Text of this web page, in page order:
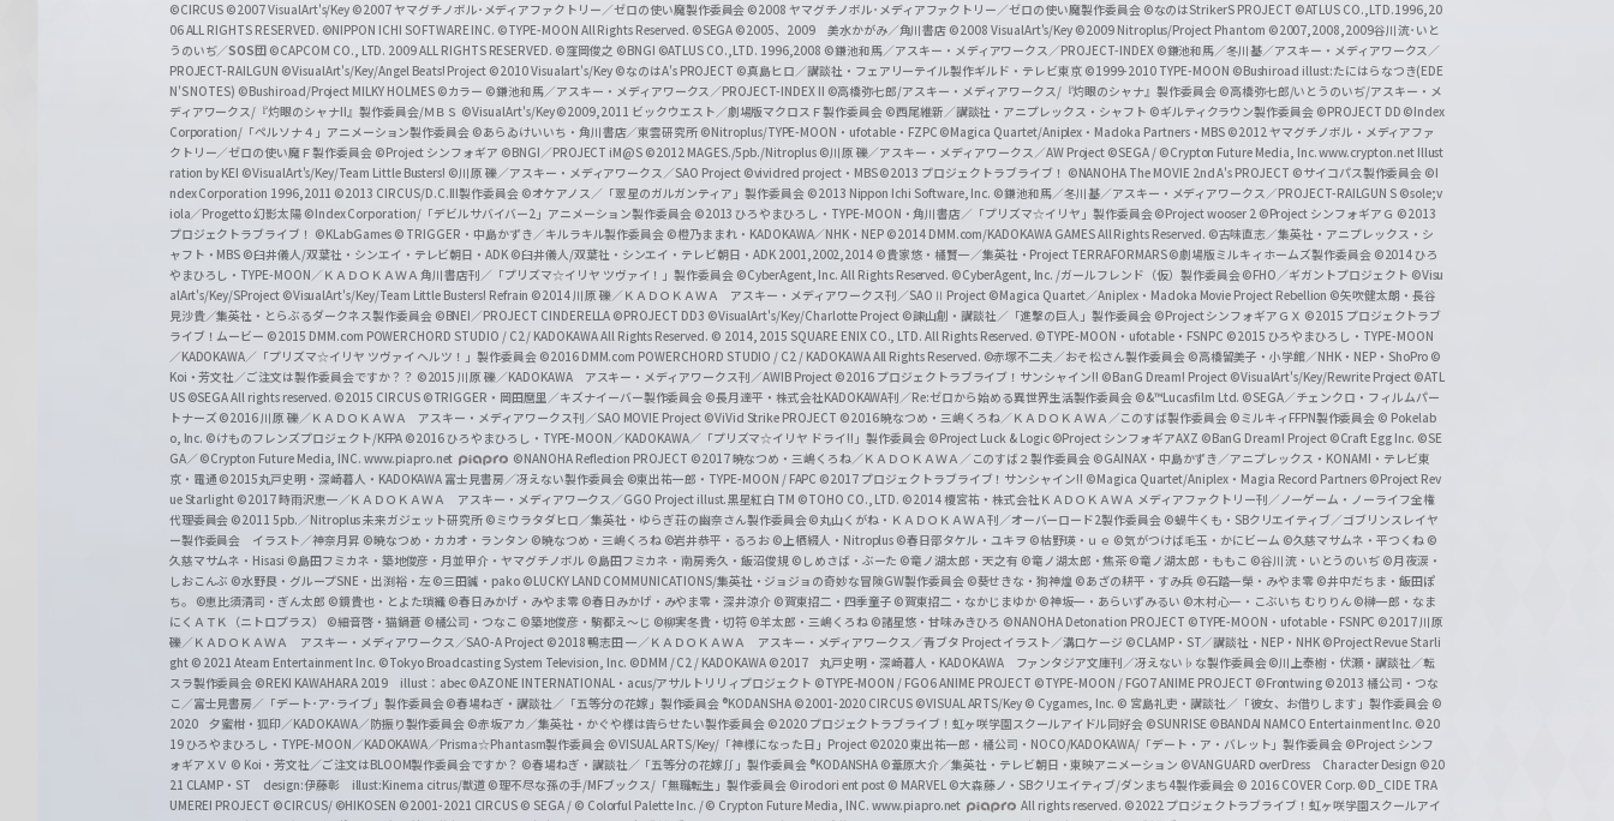
c
h
w
a
r
z
b
e
O
f
f
i
c
i
a
l
C
h
a
n
n
e
l
©CIRCUS ©2007 VisualArt's/Key ©2007 ヤマグチノボル･メディアファクトリー／ゼロの使い魔製作委員会 ©2008 ヤマグチノボル･メディアファクトリー／ゼロの使い魔製作委員会 ©なのはStrikerS PROJECT ©ATLUS CO.,LTD.1996,20
06 ALL RIGHTS RESERVED. ©NIPPON ICHI SOFTWARE INC. ©TYPE-MOON All Rights Reserved. ©SEGA ©2005、2009 美水かがみ／角川書店 ©2008 VisualArt's/Key ©2009 Nitroplus/Project Phantom ©2007,2008,2009谷川流･いと
うのいぢ／SOS団 ©CAPCOM CO., LTD. 2009 ALL RIGHTS RESERVED. ©窪岡俊之 ©BNGI ©ATLUS CO.,LTD. 1996,2008 ©鎌池和馬／アスキー・メディアワークス／PROJECT-INDEX ©鎌池和馬／冬川基／アスキー・メディアワークス／
PROJECT-RAILGUN ©VisualArt's/Key/Angel Beats! Project ©2010 Visualart's/Key ©なのはA's PROJECT ©真島ヒロ／講談社・フェアリーテイル製作ギルド・テレビ東京 ©1999-2010 TYPE-MOON ©Bushiroad illust:たにはらなつき(EDE
N'S NOTES) ©Bushiroad/Project MILKY HOLMES ©カラー ©鎌池和馬／アスキー・メディアワークス／PROJECT-INDEX II ©高橋弥七郎/アスキー・メディアワークス/『灼眼のシャナ』製作委員会 ©高橋弥七郎/いとうのいぢ/アスキー・メ
ディアワークス/『灼眼のシャナII』製作委員会/ＭＢＳ ©VisualArt's/Key©2009,2011 ビックウエスト／劇場版マクロスＦ製作委員会 ©西尾維新／講談社・アニプレックス・シャフト ©ギルティクラウン製作委員会 ©PROJECT DD ©Index
Corporation/「ペルソナ４」アニメーション製作委員会 ©あらゐけいいち・角川書店／東雲研究所 ©Nitroplus/TYPE-MOON・ufotable・FZPC ©Magica Quartet/Aniplex・Madoka Partners・MBS ©2012 ヤマグチノボル・メディアファ
クトリー／ゼロの使い魔Ｆ製作委員会 ©Project シンフォギア ©BNGI／PROJECT iM@S ©2012 MAGES./5pb./Nitroplus ©川原 礫／アスキー・メディアワークス／AW Project ©SEGA / ©Crypton Future Media, Inc. www.crypton.net Illust
ration by KEI ©VisualArt's/Key/Team Little Busters! ©川原 礫／アスキー・メディアワークス／SAO Project ©vividred project・MBS ©2013 プロジェクトラブライブ！ ©NANOHA The MOVIE 2nd A's PROJECT ©サイコパス製作委員会 ©I
ndex Corporation 1996,2011 ©2013 CIRCUS/D.C.III製作委員会 ©オケアノス／「翠星のガルガンティア」製作委員会 ©2013 Nippon Ichi Software, Inc. ©鎌池和馬／冬川基／アスキー・メディアワークス／PROJECT-RAILGUN S ©sole;v
iola／Progetto 幻影太陽 ©Index Corporation/「デビルサバイバー2」アニメーション製作委員会 ©2013 ひろやまひろし・TYPE-MOON・角川書店／「プリズマ☆イリヤ」製作委員会©Project wooser 2 ©Project シンフォギアＧ ©2013
プロジェクトラブライブ！ ©KLabGames © TRIGGER・中島かずき／キルラキル製作委員会 ©橙乃ままれ・KADOKAWA／NHK・NEP ©2014 DMM.com/KADOKAWA GAMES All Rights Reserved. ©古味直志／集英社・アニプレックス・シ
ャフト・MBS ©臼井儀人/双葉社・シンエイ・テレビ朝日・ADK ©臼井儀人/双葉社・シンエイ・テレビ朝日・ADK 2001,2002,2014 ©貴家悠・橘賢一／集英社・Project TERRAFORMARS©劇場版ミルキィホームズ製作委員会 ©2014 ひろ
やまひろし・TYPE-MOON／ＫＡＤＯＫＡＷＡ 角川書店刊／「プリズマ☆イリヤ ツヴァイ！」製作委員会 ©CyberAgent, Inc. All Rights Reserved. ©CyberAgent, Inc. /ガールフレンド（仮）製作委員会©FHO／ギガントプロジェクト ©Visu
alArt's/Key/SProject ©VisualArt's/Key/Team Little Busters! Refrain ©2014 川原 礫／ＫＡＤＯＫＡＷＡ アスキー・メディアワークス刊／SAOⅡ Project ©Magica Quartet／Aniplex・Madoka Movie Project Rebellion ©矢吹健太朗・長谷
見沙貴／集英社・とらぶるダークネス製作委員会 ©BNEI／PROJECT CINDERELLA ©PROJECT DD3 ©VisualArt's/Key/Charlotte Project ©諫山創・講談社／「進撃の巨人」製作委員会 ©Project シンフォギアＧＸ ©2015 プロジェクトラブ
ライブ！ムービー ©2015 DMM.com POWERCHORD STUDIO / C2 / KADOKAWA All Rights Reserved. © 2014, 2015 SQUARE ENIX CO., LTD. All Rights Reserved. ©TYPE-MOON・ufotable・FSNPC ©2015 ひろやまひろし・TYPE-MOON
／KADOKAWA／「プリズマ☆イリヤ ツヴァイ ヘルツ！」製作委員会 ©2016 DMM.com POWERCHORD STUDIO / C2 / KADOKAWA All Rights Reserved. ©赤塚不二夫／おそ松さん製作委員会 ©高橋留美子・小学館／NHK・NEP・ShoPro ©
Koi・芳文社／ご注文は製作委員会ですか？？ ©2015 川原 礫／KADOKAWA アスキー・メディアワークス刊／AWIB Project ©2016 プロジェクトラブライブ！サンシャイン!! ©BanG Dream! Project ©VisualArt's/Key/Rewrite Project ©ATL
US ©SEGA All rights reserved. ©2015 CIRCUS ©TRIGGER・岡田麿里／キズナイーバー製作委員会 ©長月達平・株式会社KADOKAWA刊／Re:ゼロから始める異世界生活製作委員会 ©&™Lucasfilm Ltd. ©SEGA／チェンクロ・フィルムパー
トナーズ©2016 川原 礫／ＫＡＤＯＫＡＷＡ アスキー・メディアワークス刊／SAO MOVIE Project ©ViVid Strike PROJECT ©2016 暁なつめ・三嶋くろね／ＫＡＤＯＫＡＷＡ／このすば製作委員会 ©ミルキィFFPN製作委員会 © Pokelab
o, Inc. ©けものフレンズプロジェクト/KFPA ©2016 ひろやまひろし・TYPE-MOON／KADOKAWA／「プリズマ☆イリヤ ドライ!!」製作委員会 ©Project Luck & Logic ©Project シンフォギアAXZ ©BanG Dream! Project ©Craft Egg Inc. ©SE
GA／ ©Crypton Future Media, INC. www.piapro.net
©NANOHA Reflection PROJECT ©2017 暁なつめ・三嶋くろね／ＫＡＤＯＫＡＷＡ／このすば２製作委員会 ©GAINAX・中島かずき／アニプレックス・KONAMI・テレビ東
京・電通 ©2015丸戸史明・深崎暮人・KADOKAWA 富士見書房／冴えない製作委員会 ©東出祐一郎・TYPE-MOON / FAPC ©2017 プロジェクトラブライブ！サンシャイン!! ©Magica Quartet/Aniplex・Magia Record Partners ©Project Rev
ue Starlight ©2017 時雨沢恵一／ＫＡＤＯＫＡＷＡ アスキー・メディアワークス／GGO Project illust.黒星紅白 TM ©TOHO CO., LTD. ©2014 榎宮祐・株式会社ＫＡＤＯＫＡＷＡ メディアファクトリー刊／ノーゲーム・ノーライフ全権
代理委員会 ©2011 5pb.／Nitroplus 未来ガジェット研究所 ©ミウラタダヒロ／集英社・ゆらぎ荘の幽奈さん製作委員会©丸山くがね・ＫＡＤＯＫＡＷＡ刊／オーバーロード2製作委員会 ©蝸牛くも・SBクリエイティブ／ゴブリンスレイヤ
ー製作委員会 イラスト／神奈月昇 ©暁なつめ・カカオ・ランタン ©暁なつめ・三嶋くろね ©岩井恭平・るろお ©上栖綴人・Nitroplus ©春日部タケル・ユキヲ ©枯野瑛・ｕｅ ©気がつけば毛玉・かにビーム ©久慈マサムネ・平つくね ©
久慈マサムネ・Hisasi ©島田フミカネ・築地俊彦・月並甲介・ヤマグチノボル ©島田フミカネ・南房秀久・飯沼俊規 ©しめさば・ぶーた ©竜ノ湖太郎・天之有 ©竜ノ湖太郎・焦茶 ©竜ノ湖太郎・ももこ ©谷川流・いとうのいぢ ©月夜涙・
しおこんぶ ©水野良・グループSNE・出渕裕・左©三田誠・pako ©LUCKY LAND COMMUNICATIONS/集英社・ジョジョの奇妙な冒険GW製作委員会 ©葵せきな・狗神煌 ©あざの耕平・すみ兵 ©石踏一榮・みやま零 ©井中だちま・飯田ぽ
ち。
©恵比須清司・ぎん太郎 ©鏡貴也・とよた瑣織 ©春日みかげ・みやま零 ©春日みかげ・みやま零・深井涼介 ©賀東招二・四季童子 ©賀東招二・なかじまゆか ©神坂一・あらいずみるい ©木村心一・こぶいち むりりん ©榊一郎・なま
にくＡＴＫ（ニトロプラス） ©細音啓・猫鍋蒼 ©橘公司・つなこ ©築地俊彦・駒都え～じ ©柳実冬貴・切符 ©羊太郎・三嶋くろね ©諸星悠・甘味みきひろ ©NANOHA Detonation PROJECT ©TYPE-MOON・ufotable・FSNPC ©2017 川原
礫／ＫＡＤＯＫＡＷＡ アスキー・メディアワークス／SAO-A Project ©2018 鴨志田 一／ＫＡＤＯＫＡＷＡ アスキー・メディアワークス／青ブタ Project イラスト／溝口ケージ ©CLAMP・ST／講談社・NEP・NHK ©Project Revue Starli
ght © 2021 Ateam Entertainment Inc. ©Tokyo Broadcasting System Television, Inc. ©DMM / C2 / KADOKAWA ©2017 丸戸史明・深崎暮人・KADOKAWA ファンタジア文庫刊／冴えない♭な製作委員会©川上泰樹・伏瀬・講談社／転
スラ製作委員会 ©REKI KAWAHARA 2019 illust：abec ©AZONE INTERNATIONAL・acus/アサルトリリィプロジェクト ©TYPE-MOON / FGO6 ANIME PROJECT ©TYPE-MOON / FGO7 ANIME PROJECT ©Frontwing ©2013 橘公司・つな
こ／富士見書房／「デート･ア･ライブ」製作委員会©春場ねぎ・講談社／「五等分の花嫁」製作委員会 ®KODANSHA ©2001-2020 CIRCUS ©VISUAL ARTS/Key © Cygames, Inc. © 宮島礼吏・講談社／「彼女、お借りします」製作委員会 ©
2020 夕蜜柑・狐印／KADOKAWA／防振り製作委員会 ©赤坂アカ／集英社・かぐや様は告らせたい製作委員会 ©2020 プロジェクトラブライブ！虹ヶ咲学園スクールアイドル同好会 ©SUNRISE ©BANDAI NAMCO Entertainment Inc. ©20
19 ひろやまひろし・TYPE-MOON／KADOKAWA／Prisma☆Phantasm製作委員会 ©VISUAL ARTS/Key/「神様になった日」Project ©2020 東出祐一郎・橘公司・NOCO/KADOKAWA/「デート・ア・バレット」製作委員会 ©Project シンフ
ォギアＸＶ © Koi・芳文社／ご注文はBLOOM製作委員会ですか？ ©春場ねぎ・講談社／「五等分の花嫁∬」製作委員会 ®KODANSHA ©葦原大介／集英社・テレビ朝日・東映アニメーション ©VANGUARD overDress Character Design ©20
21 CLAMP・ST design:伊藤彰 illust:Kinema citrus/獣道 ©理不尽な孫の手/MFブックス/「無職転生」製作委員会 ©irodori ent post © MARVEL ©大森藤ノ・SBクリエイティブ/ダンまち4製作委員会 © 2016 COVER Corp. ©D_CIDE TRA
UMEREI PROJECT ©CIRCUS/ ©HIKOSEN ©2001-2021 CIRCUS © SEGA / © Colorful Palette Inc. / © Crypton Future Media, INC. www.piapro.net All rights reserved. ©2022 プロジェクトラブライブ！虹ヶ咲学園スクールアイ